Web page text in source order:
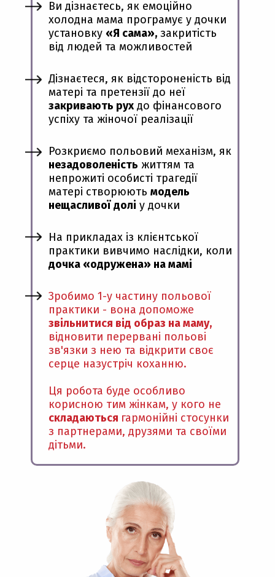
Ви дізнаєтесь, як емоційно
холодна мама програмує у дочки
установку «Я сама», закритість
від людей та можливостей
Дізнаєтеся, як відстороненість від
матері та претензії до неї
закривають рухдо фінансового
успіху та жіночої реалізації
На прикладах із клієнтської
практики вивчимо наслідки, коли
дочка «одружена» на мамі
Розкриємо польовий механізм, як
незадоволеність життям та
непрожиті особисті трагедії
матері створюють модель
нещасливої долі у дочки
Зробимо 1-у частину польової
практики - вона допоможе
звільнитися від образ на маму,
відновити перервані польові
зв'язки з нею та відкрити своє
серце назустріч коханню.
Ця робота буде особливо
корисною тим жінкам, у кого не
складаються гармонійні стосунки
з партнерами, друзями та своїми
дітьми.